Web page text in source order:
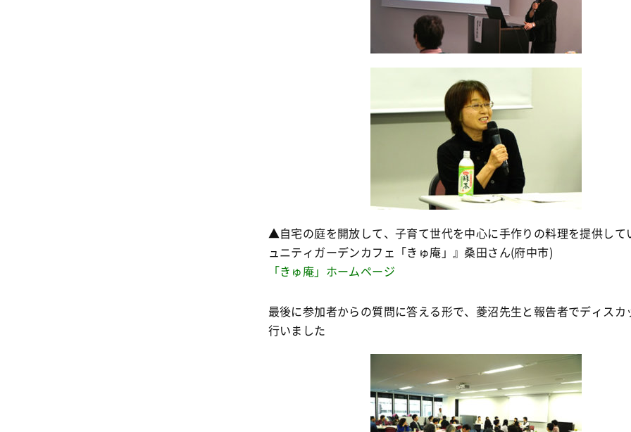
▲自宅の庭を開放して、子育て世代を中心に手作りの料理を提供して
ュニティガーデンカフェ「きゅ庵」』桑田さん(府中市)
「きゅ庵」ホームページ
最後に参加者からの質問に答える形で、菱沼先生と報告者でディスカ
行いました